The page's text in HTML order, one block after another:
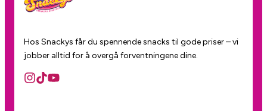
Hos Snackys får du spennende snacks til gode priser – vi
jobber alltid for å overgå forventningene dine.